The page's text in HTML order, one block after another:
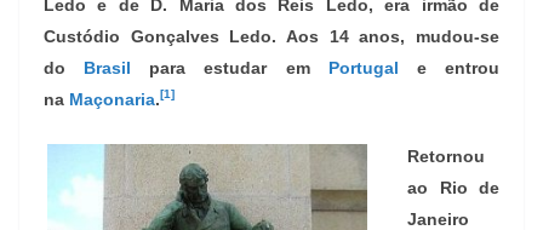
Ledo e de D. Maria dos Reis Ledo, era irmão de
Custódio Gonçalves Ledo. Aos 14 anos, mudou-se
do Brasil para estudar em Portugal e entrou
na Maçonaria.[1]
Retornou
ao Rio de
Janeiro